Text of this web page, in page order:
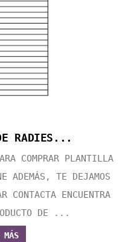
RADIES...
COMPRAR PLANTILLA
ADEMÁS, TE DEJAMOS
CONTACTA ENCUENTRA
DE ...
MÁS